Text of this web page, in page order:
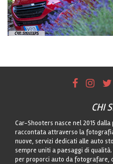
CHI
Car-Shooters nasce nel 2015
raccontata attraverso la
nuove, servizi dedicati alle auto
sempre uniti a paesaggi di
per proporci auto da fotografare,